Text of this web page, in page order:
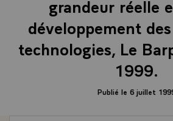
grandeur réelle
développement
technologies, Le
1999.
Publié le 6 juillet